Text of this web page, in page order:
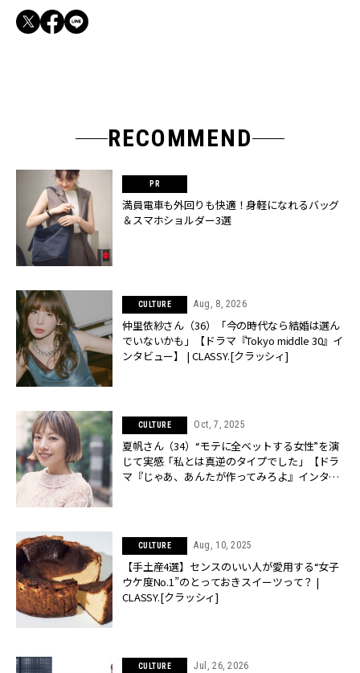
RECOMMEND
満員電車も外回りも快適！身軽になれるバッグ
＆スマホショルダー3選
CULTURE Aug, 8, 2026
仲里依紗さん（36）「今の時代なら結婚は選ん
でいないかも」【ドラマ『Tokyo middle 30』イ
ンタビュー】 | CLASSY.[クラッシィ]
CULTURE Oct, 7, 2025
夏帆さん（34）“モテに全ベットする女性”を演
じて実感「私とは真逆のタイプでした」【ドラ
マ『じゃあ、あんたが作ってみろよ』インタビ
CULTURE Aug, 10, 2025
【手土産4選】センスのいい人が愛用する“女子
ウケ度No.1”のとっておきスイーツって？ |
CLASSY.[クラッシィ]
CULTURE Jul, 26, 2026